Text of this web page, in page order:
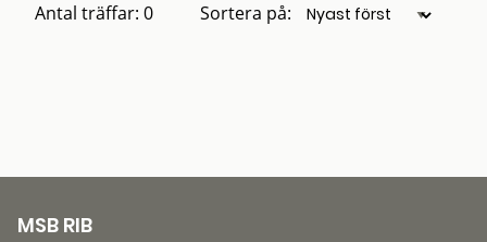
Antal träffar: 0 Sortera på:
MSB RIB